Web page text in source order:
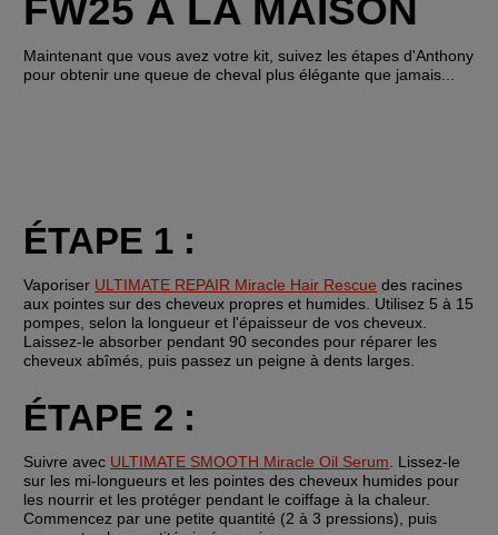
FW25 À LA MAISON
Maintenant que vous avez votre kit, suivez les étapes d'Anthony
pour obtenir une queue de cheval plus élégante que jamais...
ÉTAPE 1 :
Vaporiser ULTIMATE REPAIR Miracle Hair Rescue des racines
aux pointes sur des cheveux propres et humides. Utilisez 5 à 15
pompes, selon la longueur et l'épaisseur de vos cheveux.
Laissez-le absorber pendant 90 secondes pour réparer les
cheveux abîmés, puis passez un peigne à dents larges.
ÉTAPE 2 :
Suivre avec ULTIMATE SMOOTH Miracle Oil Serum . Lissez-le
sur les mi-longueurs et les pointes des cheveux humides pour
les nourrir et les protéger pendant le coiffage à la chaleur.
Commencez par une petite quantité (2 à 3 pressions), puis